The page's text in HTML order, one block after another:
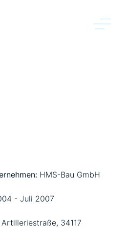
HMS-Bau GmbH
- Juli 2007
34117